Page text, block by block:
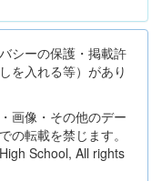
シーの保護・掲載許
を入れる等）があり
画像・その他のデー
の転載を禁じます。
School, All rights